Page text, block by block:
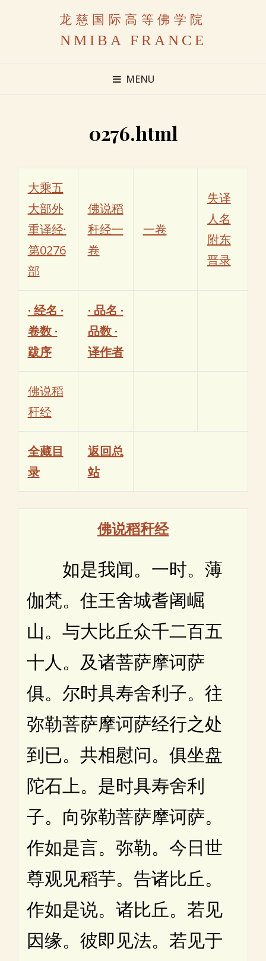
龙慈国际高等佛学院
NMIBA FRANCE
MENU
0276.html
大乘五
大部外
重译经·
第0276
部
佛说稻
秆经一
卷
一卷
失译
人名
附东
晋录
· 经名 ·
卷数 ·
跋序
· 品名 ·
品数 ·
译作者
佛说稻
秆经
全藏目
录
返回总
站
佛说稻秆经
如是我闻。一时。薄
伽梵。住王舍城耆阇崛
山。与大比丘众千二百五
十人。及诸菩萨摩诃萨
俱。尔时具寿舍利子。往
弥勒菩萨摩诃萨经行之处
到已。共相慰问。俱坐盘
陀石上。是时具寿舍利
子。向弥勒菩萨摩诃萨。
作如是言。弥勒。今日世
尊观见稻芋。告诸比丘。
作如是说。诸比丘。若见
因缘。彼即见法。若见于